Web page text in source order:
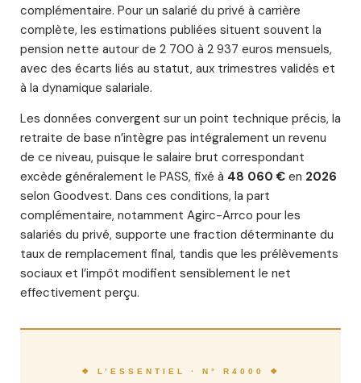
complémentaire. Pour un salarié du privé à carrière
complète, les estimations publiées situent souvent la
pension nette autour de 2 700 à 2 937 euros mensuels,
avec des écarts liés au statut, aux trimestres validés et
à la dynamique salariale.
Les données convergent sur un point technique précis, la
retraite de base n’intègre pas intégralement un revenu
de ce niveau, puisque le salaire brut correspondant
excède généralement le PASS, fixé à 48 060 € en 2026
selon Goodvest. Dans ces conditions, la part
complémentaire, notamment Agirc-Arrco pour les
salariés du privé, supporte une fraction déterminante du
taux de remplacement final, tandis que les prélèvements
sociaux et l’impôt modifient sensiblement le net
effectivement perçu.
❖ L’ESSENTIEL · N° R4000 ❖